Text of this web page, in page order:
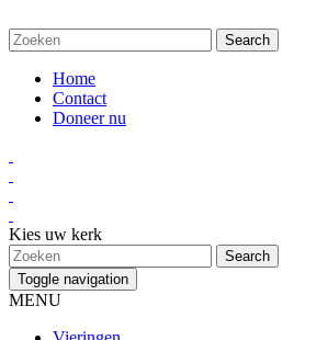
Home
Contact
Doneer nu
Kies uw kerk
Toggle navigation
MENU